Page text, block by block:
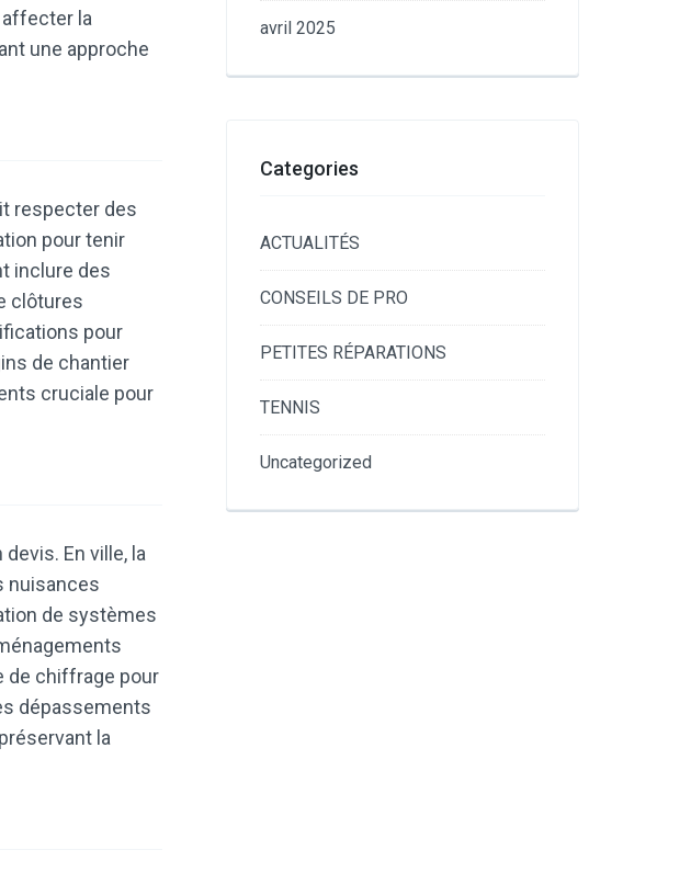
la
une approche
respecter des
pour tenir
inclure des
clôtures
pour
de chantier
cruciale pour
En ville, la
nuisances
de systèmes
de chiffrage pour
dépassements
la
avril 2025
Categories
ACTUALITÉS
CONSEILS DE PRO
PETITES RÉPARATIONS
TENNIS
Uncategorized